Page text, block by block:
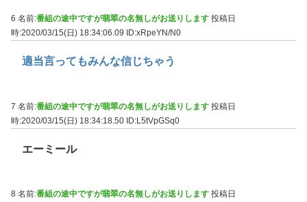
6 名前:番組の途中ですが翡翠の名無しがお送りします 投稿日
時:2020/03/15(日) 18:34:06.09
ID:xRpeYN/N0
適当言ってもみんな信じちゃう
7 名前:番組の途中ですが翡翠の名無しがお送りします 投稿日
時:2020/03/15(日) 18:34:18.50 ID:L5tVpGSq0
エーミール
8 名前:番組の途中ですが翡翠の名無しがお送りします 投稿日